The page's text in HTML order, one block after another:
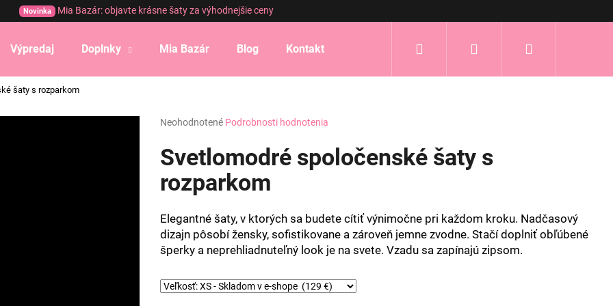
Novinka Mia Bazár: objavte krásne šaty za výhodnejšie ceny
Výpredaj Doplnky Mia Bazár Blog Kontakt Prihlásenie
šaty s rozparkom
Priemerné
produktu
je
hviezdičiek.
Neohodnotené Podrobnosti hodnotenia
Svetlomodré spoločenské šaty s
rozparkom
Elegantné šaty, v ktorých sa budete cítiť výnimočne pri každom kroku. Nadčasový
dizajn pôsobí žensky, sofistikovane a zároveň jemne zvodne. Stačí doplniť obľúbené
šperky a neprehliadnuteľný look je na svete. Vzadu sa zapínajú zipsom.
Čo potrebujete nájsť?
HĽADAŤ